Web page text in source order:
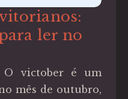
ler no
O victober é um
mês de outubro,